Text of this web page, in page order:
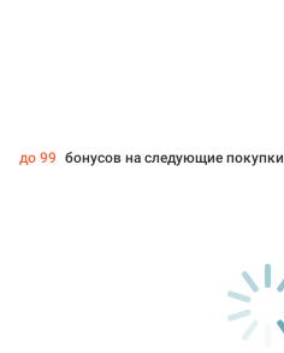
до 99 бонусов на следующие покупки